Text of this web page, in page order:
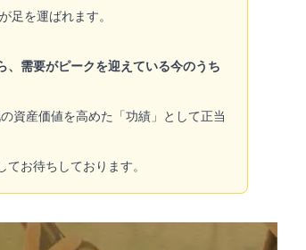
を運ばれます。
、需要がピークを迎えている今のうち
資産価値を高めた「功績」として正当
お待ちしております。